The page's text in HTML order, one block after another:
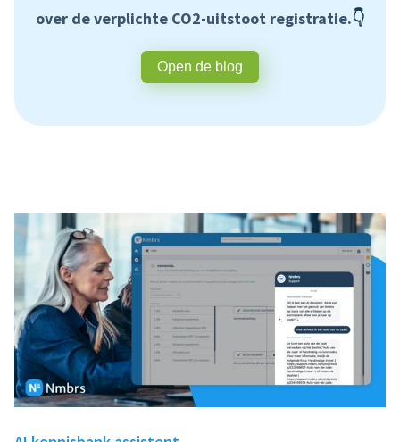
over de verplichte CO2-uitstoot registratie.👇
Open de blog